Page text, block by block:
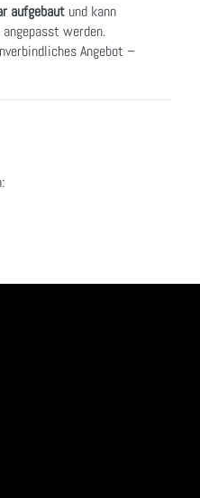
aufgebaut und kann
werden.
Angebot –